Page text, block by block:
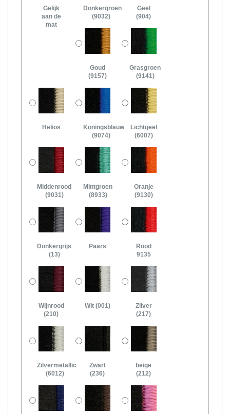
Gelijk
aan de
mat
Donkergroen
(9032)
Geel
(904)
Goud
(9157)
Grasgroen
(9141)
Helios
Koningsblauw
(9074)
Lichtgeel
(6007)
Middenrood
(9031)
Mintgroen
(8933)
Oranje
(9130)
Donkergrijs
(13)
Paars
Rood
9135
Wijnrood
(210)
Wit (001)
Zilver
(217)
Zilvermetallic
(6012)
Zwart
(236)
beige
(212)